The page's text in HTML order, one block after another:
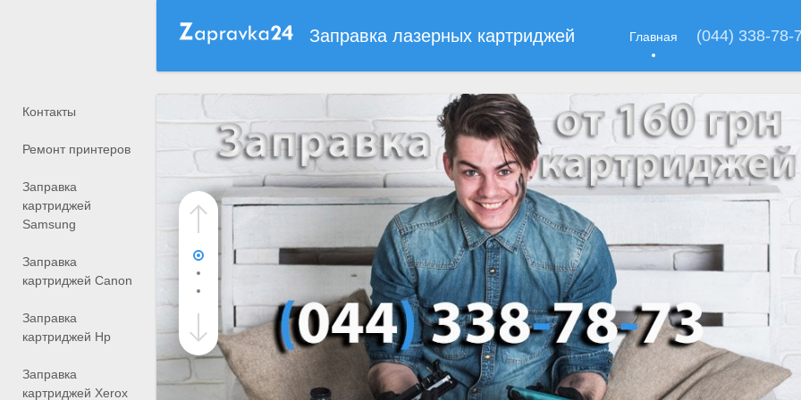
Заправка лазерных картриджей Главная (044) 338-78-
Контакты
Ремонт принтеров
Заправка
картриджей
Samsung
Заправка
картриджей Canon
Заправка
картриджей Hp
Заправка
картриджей Xerox